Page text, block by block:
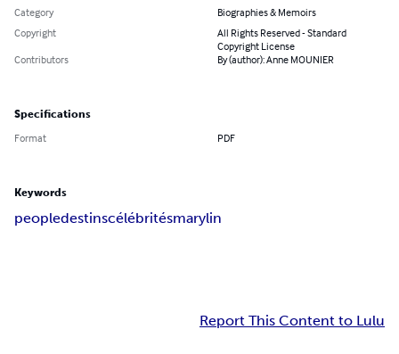
Category
Biographies & Memoirs
Copyright
All Rights Reserved - Standard
Copyright License
Contributors
By (author): Anne MOUNIER
Specifications
Format PDF
Keywords
peopledestinscélébritésmarylin
Report This Content to Lulu